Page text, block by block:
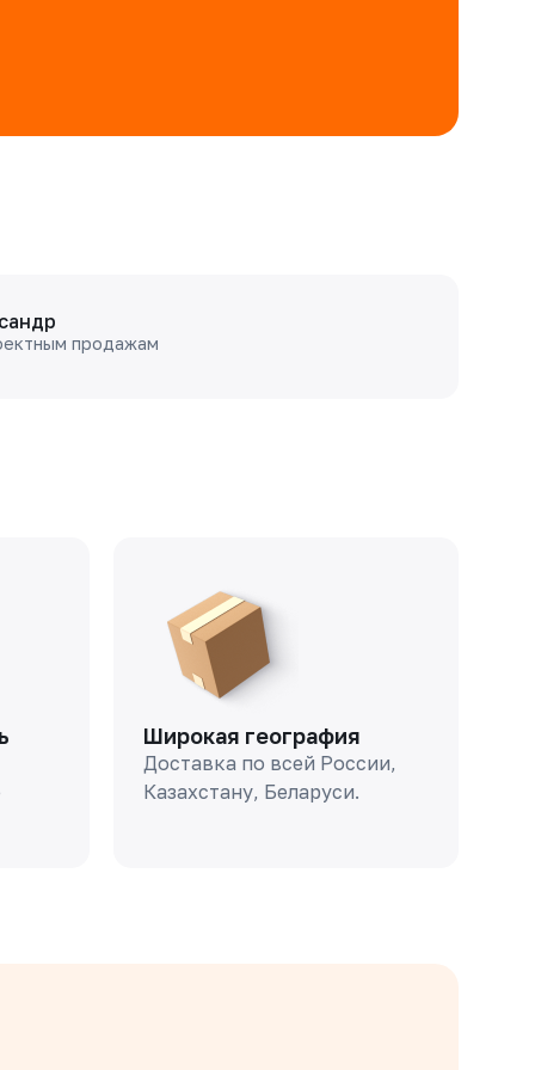
продажам
Широкая география
Доставка по всей России,
Казахстану, Беларуси.